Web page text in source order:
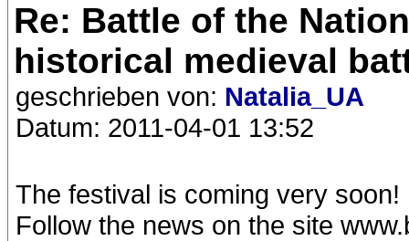
Re: Battle of the
historical medieval
geschrieben von: Natalia_UA
Datum: 2011-04-01 13:52
The festival is coming very soon!
Follow the news on the site